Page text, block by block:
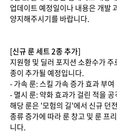
업데이트 예정일이나 내용은 개발
양지해주시기를 바랍니다.
[신규 룬 세트 2종 추가]
지원형 및 딜러 포지션 소환수가
종이 추가될 예정입니다.
- 가속 룬: 스킬 가속 증가 효과 부여
- 멸시 룬: 약화 효과가 걸린 적을
해당 룬은 '모험의 길'에서 신규 던
종류 증가에 따라 룬 창고 및 룬 프
니다.